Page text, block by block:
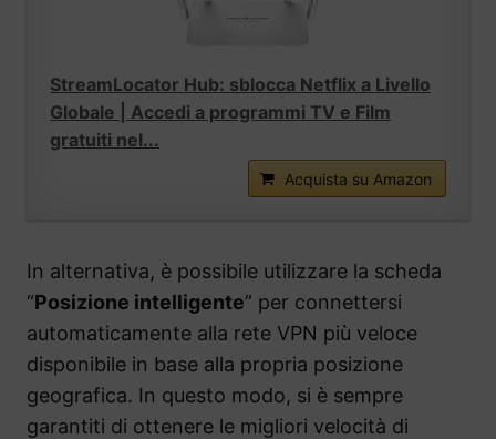
StreamLocator Hub: sblocca Netflix a Livello
Globale | Accedi a programmi TV e Film
gratuiti nel...
Acquista su Amazon
In alternativa, è possibile utilizzare la scheda
“Posizione intelligente” per connettersi
automaticamente alla rete VPN più veloce
disponibile in base alla propria posizione
geografica. In questo modo, si è sempre
garantiti di ottenere le migliori velocità di